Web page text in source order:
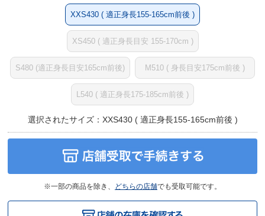
XXS430 ( 適正身長155-165cm前後 )
XS450 ( 適正身長目安 155-170cm )
S480 (適正身長目安165cm前後) M510 ( 身長目安175cm前後 )
L540 ( 適正身長175-185cm前後 )
選択されたサイズ：XXS430 ( 適正身長155-165cm前後 )
※一部の商品を除き、 どちらの店舗でも受取可能です。